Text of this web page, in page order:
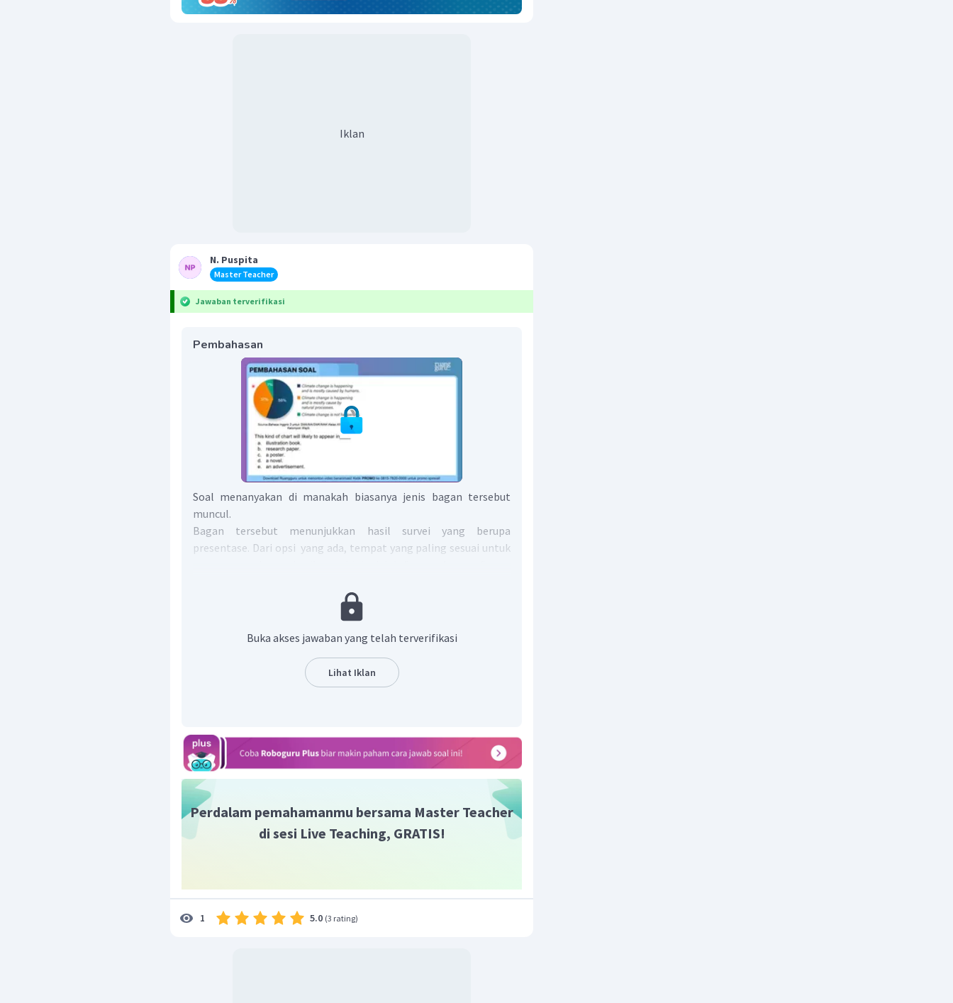
Iklan
N. Puspita
Master Teacher
Jawaban terverifikasi
Pembahasan
Soal menanyakan di manakah biasanya jenis bagan tersebut
muncul.
Bagan tersebut menunjukkan hasil survei yang berupa
presentase. Dari opsi yang ada, tempat yang paling sesuai untuk
Jadi, jawaban yang benar adalah
Buka akses jawaban yang telah terverifikasi
Lihat Iklan
Perdalam pemahamanmu bersama Master Teacher
di sesi Live Teaching, GRATIS!
1 5.0 (3 rating)